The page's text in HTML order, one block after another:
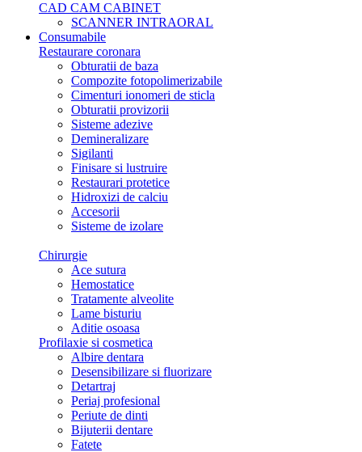
CAD CAM CABINET
SCANNER INTRAORAL
Consumabile
Restaurare coronara
Obturatii de baza
Compozite fotopolimerizabile
Cimenturi ionomeri de sticla
Obturatii provizorii
Sisteme adezive
Demineralizare
Sigilanti
Finisare si lustruire
Restaurari protetice
Hidroxizi de calciu
Accesorii
Sisteme de izolare
Chirurgie
Ace sutura
Hemostatice
Tratamente alveolite
Lame bisturiu
Aditie osoasa
Profilaxie si cosmetica
Albire dentara
Desensibilizare si fluorizare
Detartraj
Periaj profesional
Periute de dinti
Bijuterii dentare
Fatete